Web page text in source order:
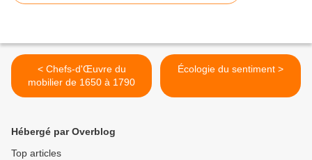
< Chefs-d'Œuvre du
mobilier de 1650 à 1790
Écologie du sentiment >
Hébergé par Overblog
Top articles